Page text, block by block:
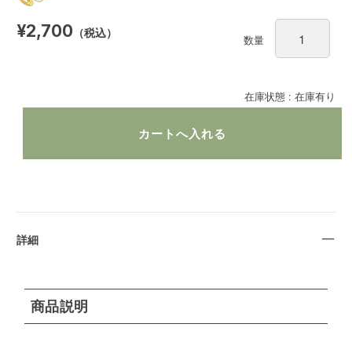
在庫状態 : 在庫有り
¥2,700 （税込）
数量
詳細
商品説明